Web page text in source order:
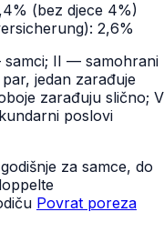
(bez djece 4%)
2,6%
II — samohrani
jedan zarađuje
zarađuju slično; V
poslovi
za samce, do
Povrat poreza